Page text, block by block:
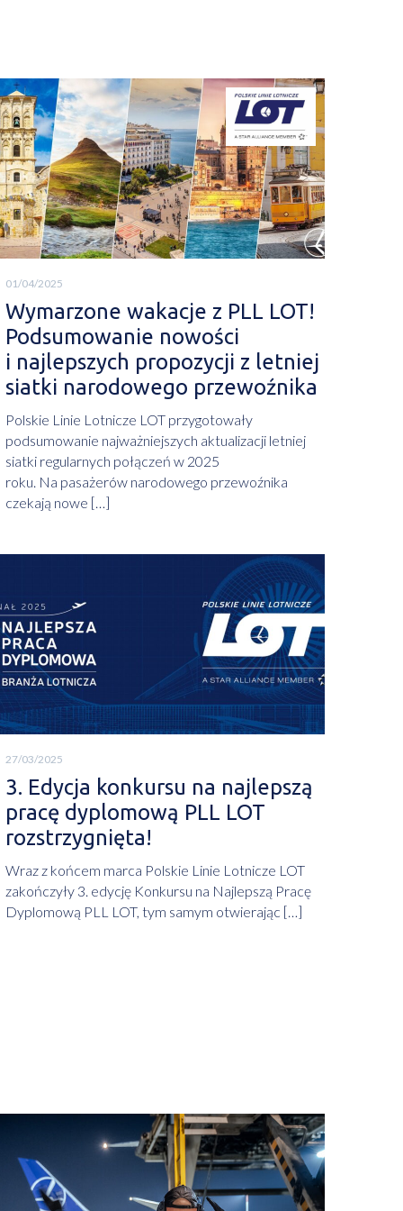
01/04/2025
Wymarzone wakacje z PLL LOT!
Podsumowanie nowości
i najlepszych propozycji z letniej
siatki narodowego przewoźnika
Polskie Linie Lotnicze LOT przygotowały
podsumowanie najważniejszych aktualizacji letniej
siatki regularnych połączeń w 2025
roku. Na pasażerów narodowego przewoźnika
czekają nowe […]
27/03/2025
3. Edycja konkursu na najlepszą
pracę dyplomową PLL LOT
rozstrzygnięta!
Wraz z końcem marca Polskie Linie Lotnicze LOT
zakończyły 3. edycję Konkursu na Najlepszą Pracę
Dyplomową PLL LOT, tym samym otwierając […]